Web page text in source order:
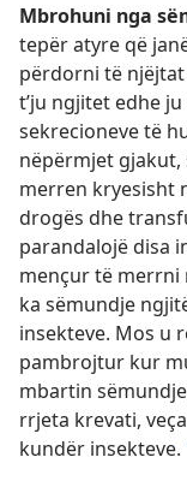
Mbrohuni nga
tepër atyre që
përdorni të
t’ju ngjitet edhe
sekrecioneve të
nëpërmjet gjakut,
merren kryesisht
drogës dhe
parandalojë disa
mençur të merrni
ka sëmundje
insekteve. Mos u
pambrojtur kur
mbartin
rrjeta krevati,
kundër insekteve.